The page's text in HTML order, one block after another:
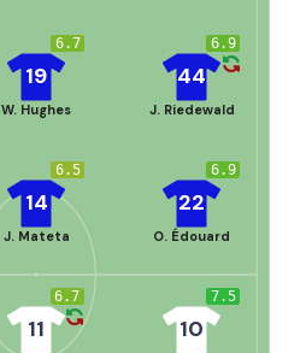
6.9
44
J. Riedewald
6.7
19
W. Hughes
6.9
22
O. Édouard
6.5
14
J. Mateta
6.7
11
7.5
10